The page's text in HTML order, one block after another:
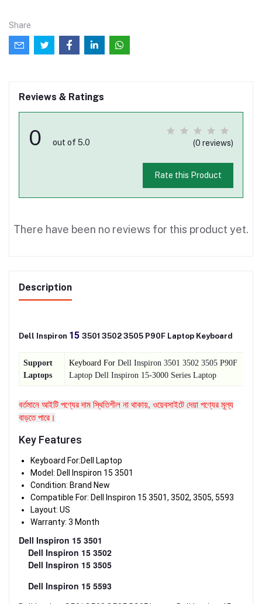
Share
Reviews & Ratings
0 out of 5.0 (0 reviews)
Rate this Product
There have been no reviews for this product yet.
Description
Dell Inspiron 15 3501 3502 3505 P90F Laptop Keyboard
Support
Laptops
Keyboard For Dell Inspiron 3501 3502 3505 P90F
Laptop Dell Inspiron 15-3000 Series Laptop
বর্তমানে আইটি পণ্যের দাম স্থিতিশীল না থাকায়, ওয়েবসাইটে দেয়া পণ্যের মূল্য
বাড়তে পারে।
Key Features
Keyboard For:Dell Laptop
Model: Dell Inspiron 15 3501
Condition: Brand New
Compatible For: Dell Inspiron 15 3501, 3502, 3505, 5593
Layout: US
Warranty: 3 Month
Dell Inspiron 15 3501
Dell Inspiron 15 3502
Dell Inspiron 15 3505
Dell Inspiron 15 5593